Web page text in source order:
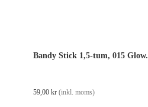
Bandy Stick 1,5-tum, 015 Glow.
59,00 kr (inkl. moms)